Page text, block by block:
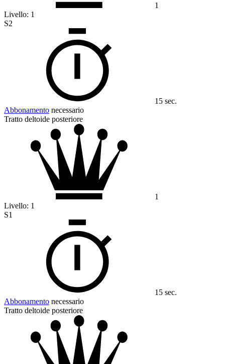
1
Livello: 1
S2
15 sec.
Abbonamento necessario
Tratto deltoide posteriore
1
Livello: 1
S1
15 sec.
Abbonamento necessario
Tratto deltoide posteriore